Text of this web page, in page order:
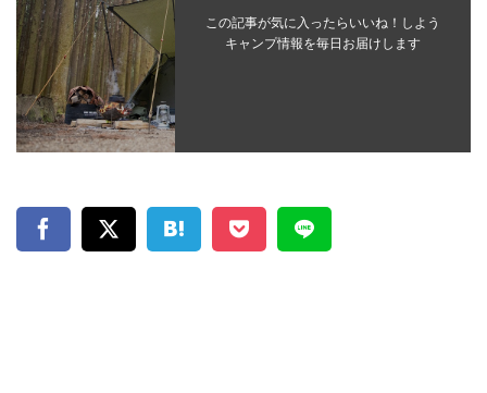
この記事が気に入ったらいいね！しよう
キャンプ情報を毎日お届けします